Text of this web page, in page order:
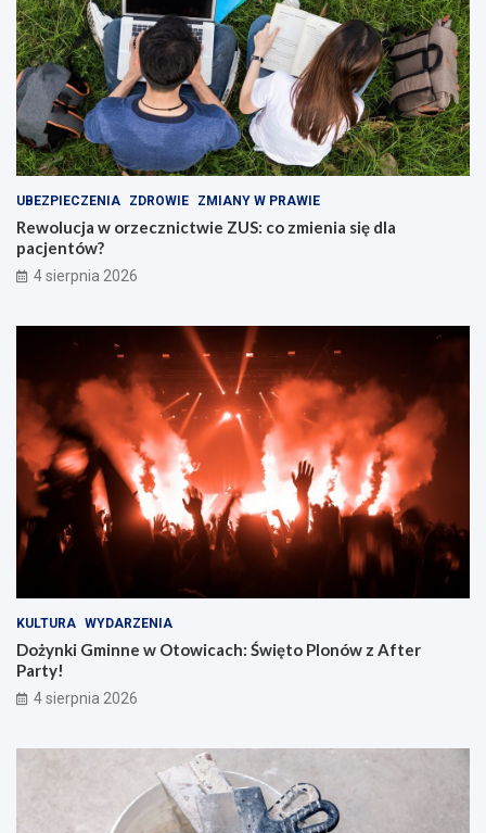
UBEZPIECZENIA ZDROWIE ZMIANY W PRAWIE
Rewolucja w orzecznictwie ZUS: co zmienia się dla
pacjentów?
4 sierpnia 2026
KULTURA WYDARZENIA
Dożynki Gminne w Otowicach: Święto Plonów z After
Party!
4 sierpnia 2026